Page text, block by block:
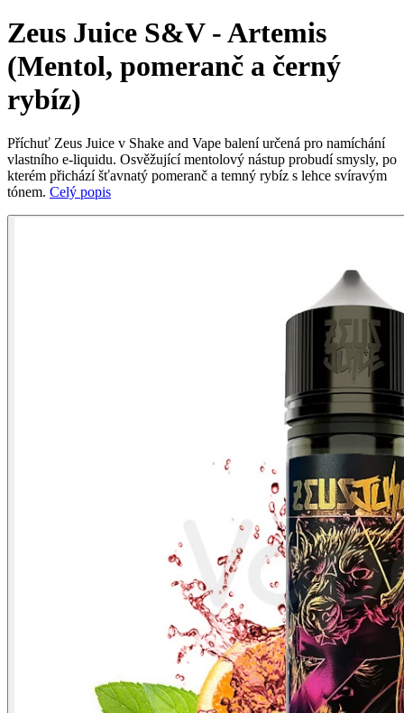
Zeus Juice S&V - Artemis
(Mentol, pomeranč a černý
rybíz)
Příchuť Zeus Juice v Shake and Vape balení určená pro namíchání
vlastního e-liquidu. Osvěžující mentolový nástup probudí smysly, po
kterém přichází šťavnatý pomeranč a temný rybíz s lehce svíravým
tónem. Celý popis